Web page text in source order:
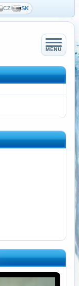
CZ/ SK
MENU